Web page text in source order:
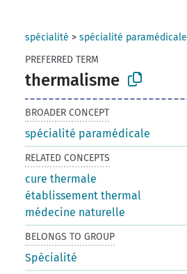
spécialité >spécialité paramédicale
PREFERRED TERM
thermalisme
BROADER CONCEPT
spécialité paramédicale
RELATED CONCEPTS
cure thermale
établissement thermal
médecine naturelle
BELONGS TO GROUP
Spécialité